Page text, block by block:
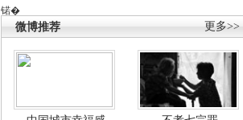
锘�
更多>>
微博推荐